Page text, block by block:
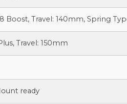
Boost, Travel: 140mm, Spring
Travel: 150mm
ready